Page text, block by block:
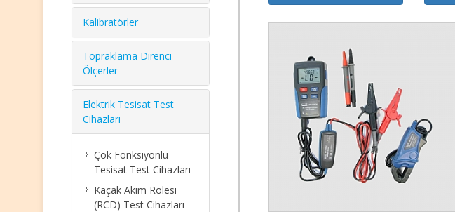
Kalibratörler
Topraklama Direnci
Ölçerler
Elektrik Tesisat Test
Cihazları
Çok Fonksiyonlu
Tesisat Test Cihazları
Kaçak Akım Rölesi
(RCD) Test Cihazları